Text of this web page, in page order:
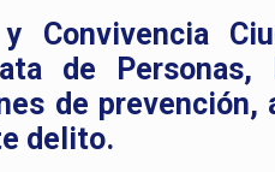
Convivencia
de
de
delito.